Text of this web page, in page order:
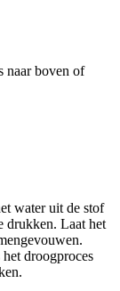
naar boven of
water uit de stof
drukken. Laat het
droogproces